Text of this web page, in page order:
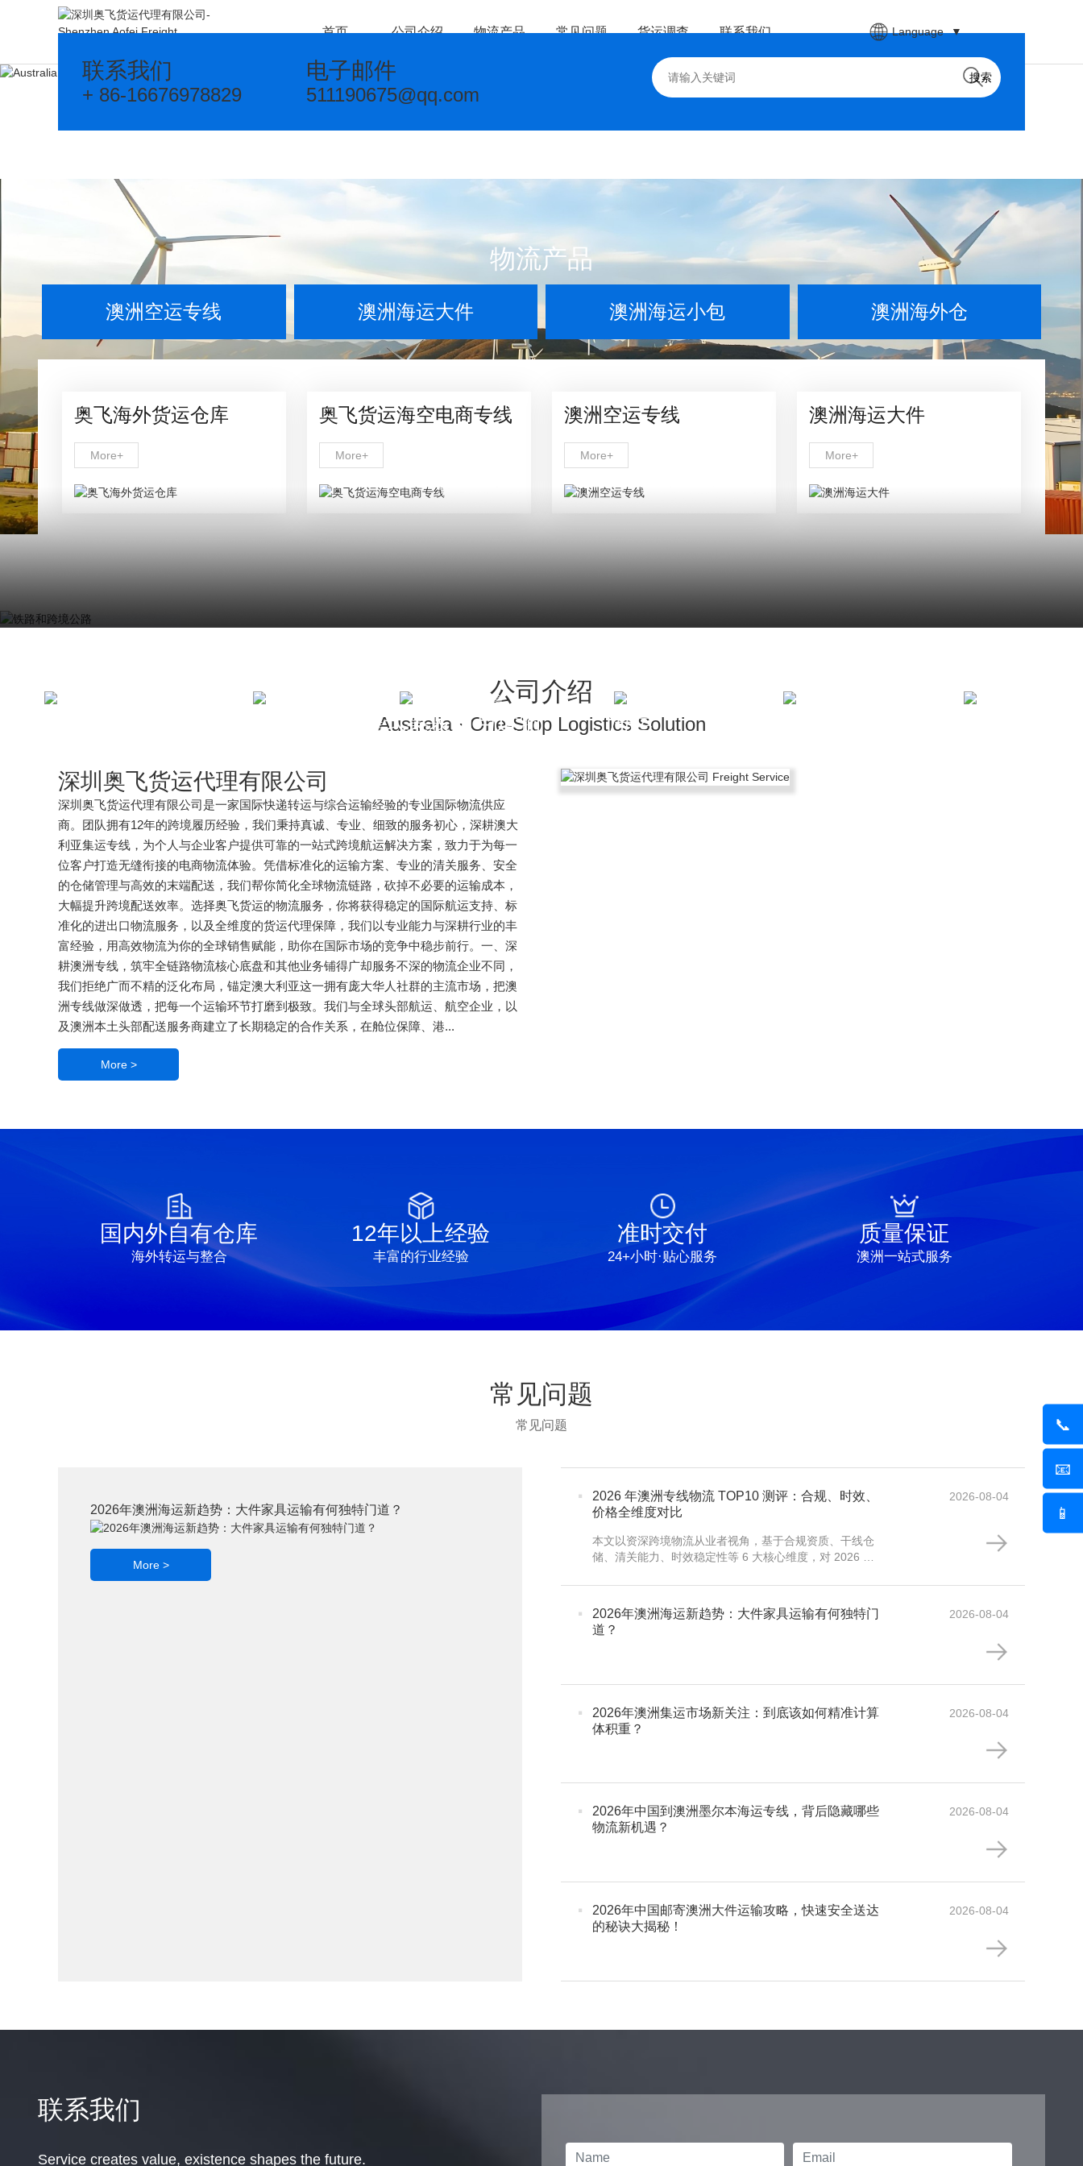
首页 公司介绍 物流产品 常见问题 货运调查 联系我们 Language ▼
📞
📧
📱
联系我们
+ 86-16676978829
电子邮件
511190675@qq.com
搜索
物流产品
澳洲空运专线 澳洲海运大件 澳洲海运小包 澳洲海外仓
奥飞海外货运仓库
More+
奥飞货运海空电商专线
More+
澳洲空运专线
More+
澳洲海运大件
More+
AUSTRALIAN CONSOLIDATION · ONE-STOP INTEGRATED SOLUTION PROVIDE
罐式集装箱与运输 海运
公司介绍
Australia · One-Stop Logistics Solution
深圳奥飞货运代理有限公司
深圳奥飞货运代理有限公司是一家国际快递转运与综合运输经验的专业国际物流供应
商。团队拥有12年的跨境履历经验，我们秉持真诚、专业、细致的服务初心，深耕澳大
利亚集运专线，为个人与企业客户提供可靠的一站式跨境航运解决方案，致力于为每一
位客户打造无缝衔接的电商物流体验。凭借标准化的运输方案、专业的清关服务、安全
的仓储管理与高效的末端配送，我们帮你简化全球物流链路，砍掉不必要的运输成本，
大幅提升跨境配送效率。选择奥飞货运的物流服务，你将获得稳定的国际航运支持、标
准化的进出口物流服务，以及全维度的货运代理保障，我们以专业能力与深耕行业的丰
富经验，用高效物流为你的全球销售赋能，助你在国际市场的竞争中稳步前行。一、深
耕澳洲专线，筑牢全链路物流核心底盘和其他业务铺得广却服务不深的物流企业不同，
我们拒绝广而不精的泛化布局，锚定澳大利亚这一拥有庞大华人社群的主流市场，把澳
洲专线做深做透，把每一个运输环节打磨到极致。我们与全球头部航运、航空企业，以
及澳洲本土头部配送服务商建立了长期稳定的合作关系，在舱位保障、港...
More >
国内外自有仓库
海外转运与整合
12年以上经验
丰富的行业经验
准时交付
24+小时·贴心服务
质量保证
澳洲一站式服务
常见问题
常见问题
2026年澳洲海运新趋势：大件家具运输有何独特门道？
More >
·
2026 年澳洲专线物流 TOP10 测评：合规、时效、
价格全维度对比
本文以资深跨境物流从业者视角，基于合规资质、干线仓
储、清关能力、时效稳定性等 6 大核心维度，对 2026 年
覆盖个人集···
2026-08-04
·
2026年澳洲海运新趋势：大件家具运输有何独特门
道？
2026-08-04
·
2026年澳洲集运市场新关注：到底该如何精准计算
体积重？
2026-08-04
·
2026年中国到澳洲墨尔本海运专线，背后隐藏哪些
物流新机遇？
2026-08-04
·
2026年中国邮寄澳洲大件运输攻略，快速安全送达
的秘诀大揭秘！
2026-08-04
联系我们
Service creates value, existence shapes the future.